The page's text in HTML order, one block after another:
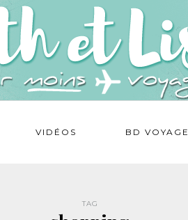
VIDÉOS BD VOYAGE
TAG